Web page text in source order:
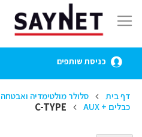
to
Content
כניסת שותפים
דף בית סלולר מולטימדיה ואבטחה
כבלים + AUX
C-TYPE